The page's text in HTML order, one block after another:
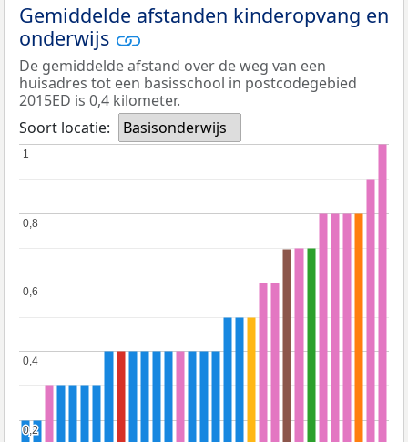
Gemiddelde afstanden kinderopvang en
onderwijs
De gemiddelde afstand over de weg van een
huisadres tot een basisschool in postcodegebied
2015ED is 0,4 kilometer.
Soort locatie:
Basisonderwijs
0,2
0,2
0,4
0,4
0,6
0,6
0,8
0,8
1
1